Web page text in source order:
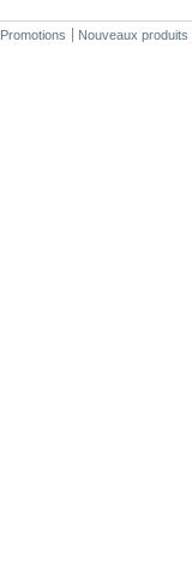
Promotions Nouveaux produits